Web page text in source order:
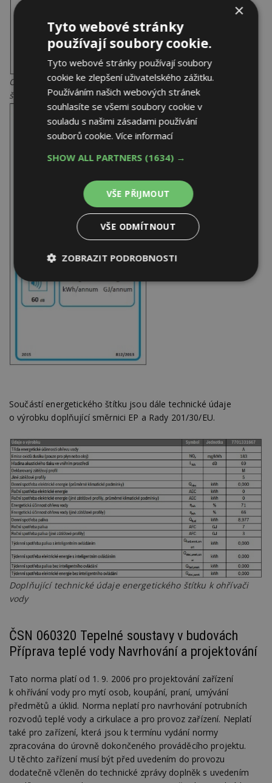
Obecný energetický štítek s vysvětlivkami a ukázka
štítku plynového průtokového ohřívače vody
Součástí energetického štítku jsou dále technické údaje
o výrobku doplňující směrnici EP a Rady 201/30/EU.
Doplňující technické údaje energetického štítku k ohřívači
vody
ČSN 060320 Tepelné soustavy v budovách
Příprava teplé vody Navrhování a projektování
Tato norma platí od 1. 9. 2006 pro projektování zařízení
k ohřívání vody pro mytí osob, koupání, praní, umývání
předmětů a úklid. Norma neplatí pro navrhování potrubních
rozvodů teplé vody a cirkulace a pro provoz zařízení. Neplatí
také pro zařízení, která jsou k termínu vydání normy
zpracována do úrovně dokončeného prováděcího projektu.
U těchto zařízení musí být před uvedením do provozu
dodatečně včleněn do technické zprávy doplněk s uvedením
×
Tyto webové stránky
používají soubory cookie.
Tyto webové stránky používají soubory
cookie ke zlepšení uživatelského zážitku.
Používáním našich webových stránek
souhlasíte se všemi soubory cookie v
souladu s našimi zásadami používání
souborů cookie.Více informací
SHOW ALL PARTNERS (1634) →
VŠE PŘIJMOUT
VŠE ODMÍTNOUT
ZOBRAZIT PODROBNOSTI
Nezbytně
nutné
soubory
Výkonové
soubory
Soubory
Funkční soubory
Nezbytně nutné soubory
Výkonové soubory
Soubory cílení
Funkční soubory
Nezařazené soubory
Nezbytně nutné soubory cookie umožňují základní
funkce webových stránek, jako je přihlášení
uživatele a správa účtu. Webové stránky nelze bez
nezbytně nutných souborů cookie správně
používat.
Název
Provider
/
Doména
Vyprší
_hjIncludedInPageviewSample
Hotjar Ltd
2
_dc_gtm_UA-53599847-1
.estav.cz
53
sekund